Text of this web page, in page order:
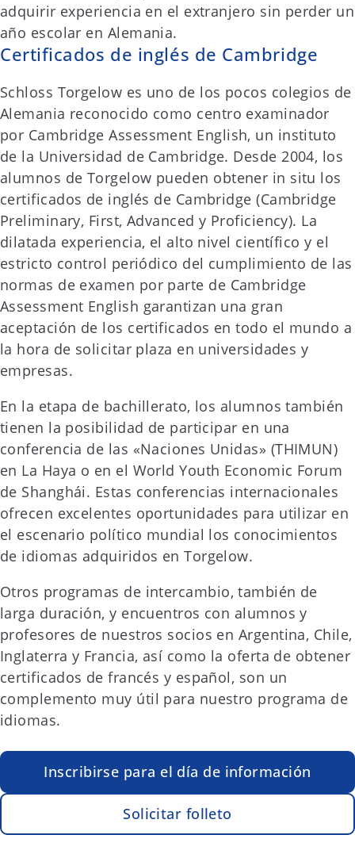
adquirir experiencia en el extranjero sin perder un
año escolar en Alemania.
Certificados de inglés de Cambridge
Schloss Torgelow es uno de los pocos colegios de
Alemania reconocido como centro examinador
por Cambridge Assessment English, un instituto
de la Universidad de Cambridge. Desde 2004, los
alumnos de Torgelow pueden obtener in situ los
certificados de inglés de Cambridge (Cambridge
Preliminary, First, Advanced y Proficiency). La
dilatada experiencia, el alto nivel científico y el
estricto control periódico del cumplimiento de las
normas de examen por parte de Cambridge
Assessment English garantizan una gran
aceptación de los certificados en todo el mundo a
la hora de solicitar plaza en universidades y
empresas.
En la etapa de bachillerato, los alumnos también
tienen la posibilidad de participar en una
conferencia de las «Naciones Unidas» (THIMUN)
en La Haya o en el World Youth Economic Forum
de Shanghái. Estas conferencias internacionales
ofrecen excelentes oportunidades para utilizar en
el escenario político mundial los conocimientos
de idiomas adquiridos en Torgelow.
Otros programas de intercambio, también de
larga duración, y encuentros con alumnos y
profesores de nuestros socios en Argentina, Chile,
Inglaterra y Francia, así como la oferta de obtener
certificados de francés y español, son un
complemento muy útil para nuestro programa de
idiomas.
Inscribirse para el día de información
Solicitar folleto